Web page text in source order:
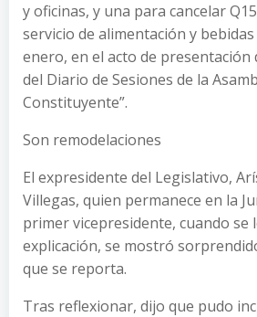
y oficinas, y una para cancelar
servicio de alimentación y
enero, en el acto de presentación
del Diario de Sesiones de la
Constituyente”.
Son remodelaciones
El expresidente del Legislativo,
Villegas, quien permanece en la
primer vicepresidente, cuando se
explicación, se mostró
que se reporta.
Tras reflexionar, dijo que pudo